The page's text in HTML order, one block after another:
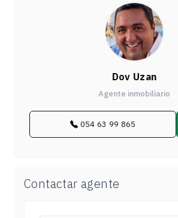
Dov Uzan
Agente inmobiliario
054 63 99 865
Contactar agente